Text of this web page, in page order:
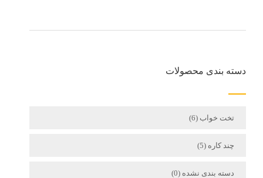
دسته بندی محصولات
تخت خواب (6)
چند کاره (5)
دسته بندی نشده (0)